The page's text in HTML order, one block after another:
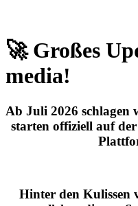
🚀 Großes
media!
Ab Juli 2026 schlagen
starten offiziell auf
Hinter den Kulissen